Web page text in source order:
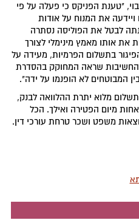
"טענת הפניקס כי פעלה על פי
הביטוח ויידעה את המנוח על אודות
לבטל את הפוליסה נסתרה
את אותו מאמץ מינימלי לצורך
בתשלום הפרמיות, מעידה על
שראה המחוקק בהסדרת
המבוטחים לא הופנמו על ידה".
מלוא יתרת ההלוואה לבנק,
מיום הפטירה ואילך. הכל
משפט ושכר טרחת עורכי דין.